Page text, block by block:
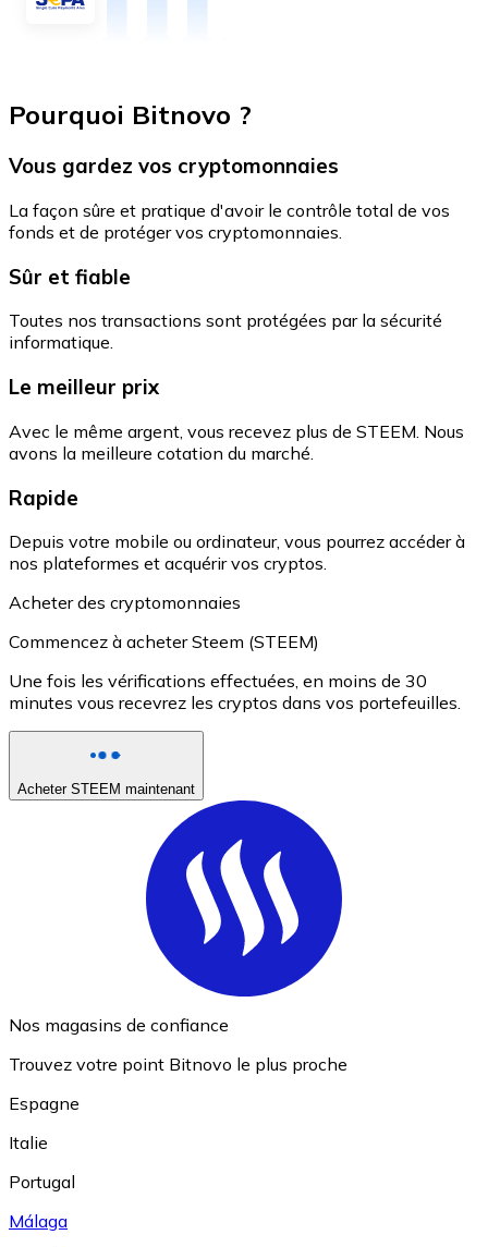
Pourquoi Bitnovo ?
Vous gardez vos cryptomonnaies
La façon sûre et pratique d'avoir le contrôle total de vos
fonds et de protéger vos cryptomonnaies.
Sûr et fiable
Toutes nos transactions sont protégées par la sécurité
informatique.
Le meilleur prix
Avec le même argent, vous recevez plus de STEEM. Nous
avons la meilleure cotation du marché.
Rapide
Depuis votre mobile ou ordinateur, vous pourrez accéder à
nos plateformes et acquérir vos cryptos.
Acheter des cryptomonnaies
Commencez à acheter Steem (STEEM)
Une fois les vérifications effectuées, en moins de 30
minutes vous recevrez les cryptos dans vos portefeuilles.
Acheter STEEM maintenant
Nos magasins de confiance
Trouvez votre point Bitnovo le plus proche
Espagne
Italie
Portugal
Málaga